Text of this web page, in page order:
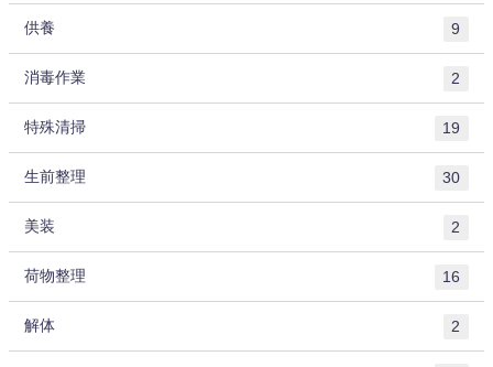
供養 9
消毒作業 2
特殊清掃 19
生前整理 30
美装 2
荷物整理 16
解体 2